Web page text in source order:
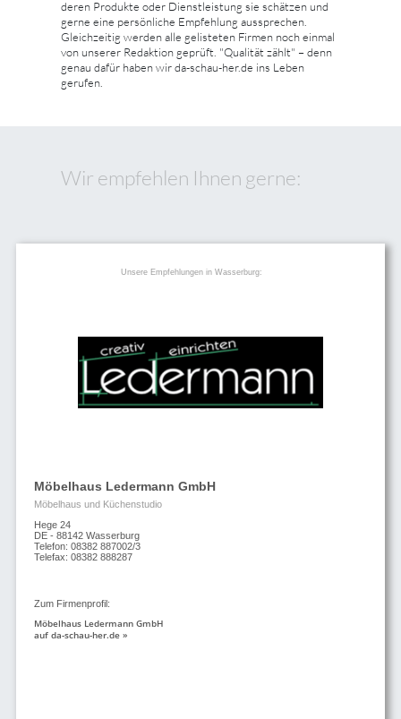
deren Produkte oder Dienstleistung sie schätzen und
gerne eine persönliche Empfehlung aussprechen.
Gleichzeitig werden alle gelisteten Firmen noch einmal
von unserer Redaktion geprüft. "Qualität zählt" – denn
genau dafür haben wir da-schau-her.de ins Leben
gerufen.
Wir empfehlen Ihnen gerne:
Unsere Empfehlungen in Wasserburg:
Möbelhaus Ledermann GmbH
Möbelhaus und Küchenstudio
Hege 24
DE - 88142 Wasserburg
Telefon: 08382 887002/3
Telefax: 08382 888287
Zum Firmenprofil:
Möbelhaus Ledermann GmbH
auf da-schau-her.de »